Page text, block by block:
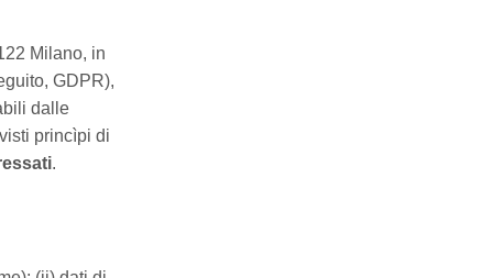
Milano, in
GDPR),
dalle
princìpi di
.